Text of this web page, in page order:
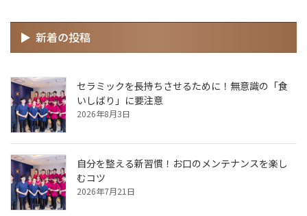
新着の投稿
セラミックを長持ちさせるために！無意識の「食
いしばり」に要注意
2026年8月3日
自分を整える新習慣！お口のメンテナンスを楽し
むコツ
2026年7月21日